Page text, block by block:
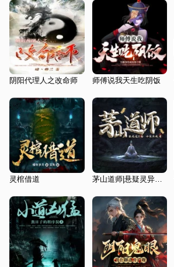
阴阳代理人之改命师 师傅说我天生吃阴饭
灵棺借道 茅山道师|悬疑灵异&诡怪奇谈|茅山三部曲|多人有声剧